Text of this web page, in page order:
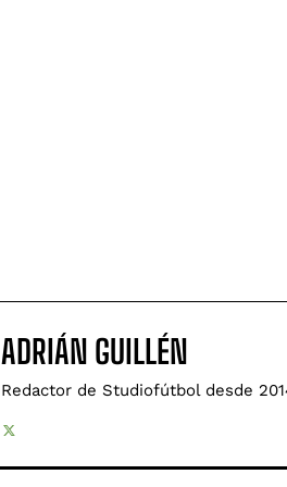
ADRIÁN GUILLÉN
Redactor de Studiofútbol desde